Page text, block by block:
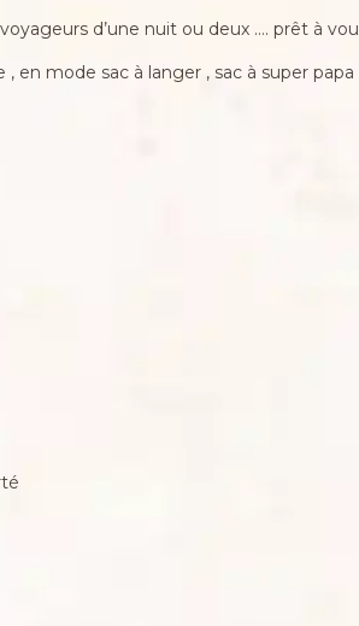
d’une nuit ou deux …. prêt à
en mode sac à langer , sac à super